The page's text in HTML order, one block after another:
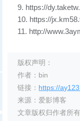
https://
https://
http://
版权声明：
作者：bin
链接： https://
来源：爱影博客
文章版权归作者所